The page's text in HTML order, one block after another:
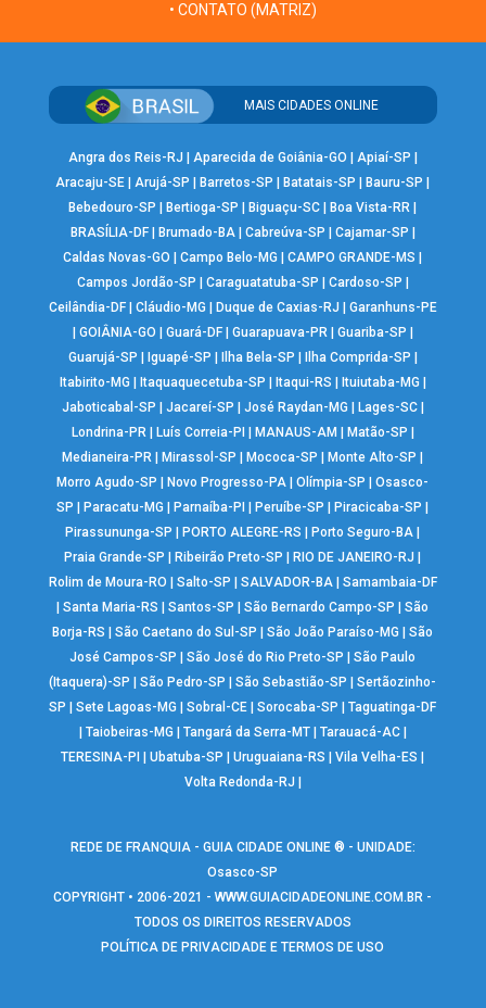
• CONTATO (MATRIZ)
MAIS CIDADES ONLINE
Angra dos Reis-RJ Aparecida de Goiânia-GO Apiaí-SP
Aracaju-SE |Arujá-SP Barretos-SP Batatais-SP Bauru-SP
Bebedouro-SP
Bertioga-SP Biguaçu-SC Boa Vista-RR
BRASÍLIA-DF| Brumado-BA| Cabreúva-SP Cajamar-SP
Caldas Novas-GO
|Campo Belo-MG |CAMPO GRANDE-MS
Campos Jordão-SP
Caraguatatuba-SP Cardoso-SP
Ceilândia-DF| Cláudio-MG Duque de Caxias-RJ
Garanhuns-PE
GOIÂNIA-GO Guará-DF| Guarapuava-PR| Guariba-SP
Guarujá-SP
Iguapé-SP Ilha Bela-SP Ilha Comprida-SP
Itabirito-MG
Itaquaquecetuba-SP Itaqui-RS Ituiutaba-MG
Jaboticabal-SP
Jacareí-SP José Raydan-MG Lages-SC|
Londrina-PR| Luís Correia-PI MANAUS-AM Matão-SP
Medianeira-PR
Mirassol-SP Mococa-SP Monte Alto-SP
Morro Agudo-SP
Novo Progresso-PA |Olímpia-SP |Osasco-
SP
Paracatu-MG Parnaíba-PI Peruíbe-SP Piracicaba-SP
Pirassununga-SP
PORTO ALEGRE-RS Porto Seguro-BA
Praia Grande-SP
Ribeirão Preto-SP RIO DE JANEIRO-RJ
Rolim de Moura-RO
Salto-SP SALVADOR-BA| Samambaia-DF
|Santa Maria-RS |Santos-SP |São Bernardo Campo-SP |São
Borja-RS
|São Caetano do Sul-SP |São João Paraíso-MG |São
José Campos-SP
|São José do Rio Preto-SP |São Paulo
(Itaquera)-SP
|São Pedro-SP |São Sebastião-SP |Sertãozinho-
SP
|Sete Lagoas-MG |Sobral-CE |Sorocaba-SP |Taguatinga-DF
Taiobeiras-MG Tangará da Serra-MT| Tarauacá-AC|
TERESINA-PI
|Ubatuba-SP |Uruguaiana-RS |Vila Velha-ES
Volta Redonda-RJ
REDE DE FRANQUIA - GUIA CIDADE ONLINE ® - UNIDADE:
Osasco-SP
COPYRIGHT • 2006-2021 -WWW.GUIACIDADEONLINE.COM.BR -
TODOS OS DIREITOS RESERVADOS
POLÍTICA DE PRIVACIDADE E TERMOS DE USO